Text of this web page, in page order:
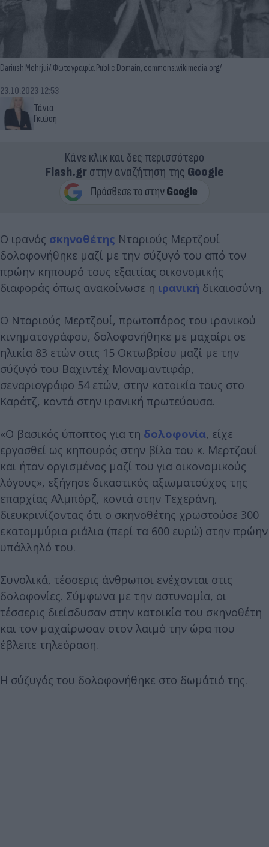
Dariush Mehrjui/.Φωτογραφία Public Domain, commons.wikimedia.org/
Τάνια
Γκιώση
23.10.2023 12:53
Κάνε κλικ και δες περισσότερο
Flash.grστην αναζήτηση της Google
Ο ιρανός σκηνοθέτης Νταριούς Μερτζουί
δολοφονήθηκε μαζί με την σύζυγό του από τον
πρώην κηπουρό τους εξαιτίας οικονομικής
διαφοράς όπως ανακοίνωσε η ιρανική δικαιοσύνη.
Ο Νταριούς Μερτζουί, πρωτοπόρος του ιρανικού
κινηματογράφου, δολοφονήθηκε με μαχαίρι σε
ηλικία 83 ετών στις 15 Οκτωβρίου μαζί με την
σύζυγό του Βαχιντέχ Μοναμαντιφάρ,
σεναριογράφο 54 ετών, στην κατοικία τους στο
Καράτζ, κοντά στην ιρανική πρωτεύουσα.
«Ο βασικός ύποπτος για τη δολοφονία, είχε
εργασθεί ως κηπουρός στην βίλα του κ. Μερτζουί
και ήταν οργισμένος μαζί του για οικονομικούς
λόγους», εξήγησε δικαστικός αξιωματούχος της
επαρχίας Αλμπόρζ, κοντά στην Τεχεράνη,
διευκρινίζοντας ότι ο σκηνοθέτης χρωστούσε 300
εκατομμύρια ριάλια (περί τα 600 ευρώ) στην πρώην
υπάλληλό του.
Συνολικά, τέσσερις άνθρωποι ενέχονται στις
δολοφονίες. Σύμφωνα με την αστυνομία, οι
τέσσερις διείσδυσαν στην κατοικία του σκηνοθέτη
και τον μαχαίρωσαν στον λαιμό την ώρα που
έβλεπε τηλεόραση.
Η σύζυγός του δολοφονήθηκε στο δωμάτιό της.